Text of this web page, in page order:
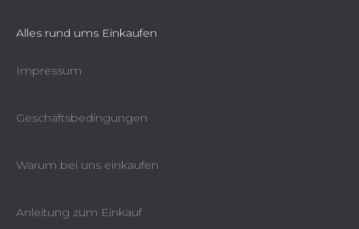
Alles rund ums Einkaufen
Impressum
Geschäftsbedingungen
Warum bei uns einkaufen
Anleitung zum Einkauf